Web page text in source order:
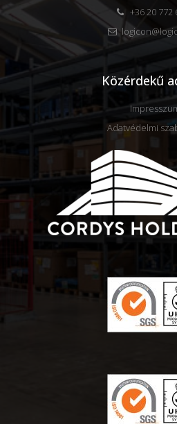
+36 20 772
Közérdekű
Adatvédelmi